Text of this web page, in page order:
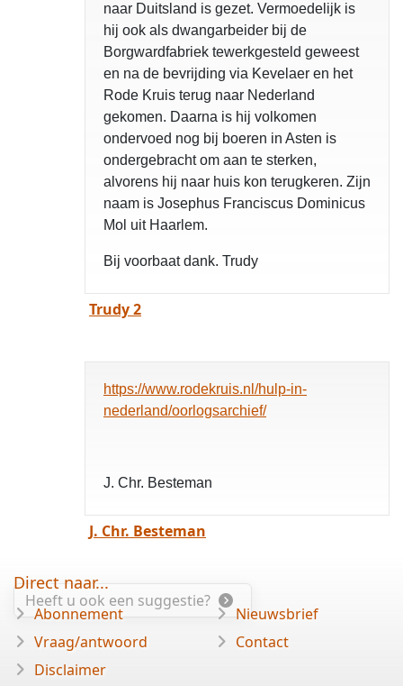
naar Duitsland is gezet. Vermoedelijk is
hij ook als dwangarbeider bij de
Borgwardfabriek tewerkgesteld geweest
en na de bevrijding via Kevelaer en het
Rode Kruis terug naar Nederland
gekomen. Daarna is hij volkomen
ondervoed nog bij boeren in Asten is
ondergebracht om aan te sterken,
alvorens hij naar huis kon terugkeren. Zijn
naam is Josephus Franciscus Dominicus
Mol uit Haarlem.
Bij voorbaat dank. Trudy
Trudy 2
https://www.rodekruis.nl/hulp-in-
nederland/oorlogsarchief/
J. Chr. Besteman
J. Chr. Besteman
Heeft u ook een suggestie?
Direct naar...
Abonnement
Vraag/antwoord
Disclaimer
Nieuwsbrief
Contact